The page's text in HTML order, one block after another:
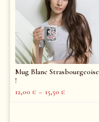
Mug Blanc Strasbourgeoise
!
12,00 € – 15,50 €